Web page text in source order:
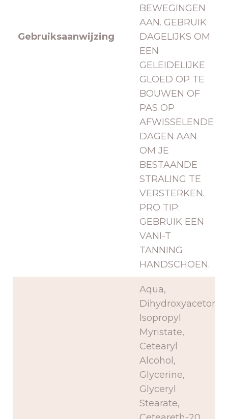
Gebruiksaanwijzing
BEWEGINGEN
AAN. GEBRUIK
DAGELIJKS OM
EEN
GELEIDELIJKE
GLOED OP TE
BOUWEN OF
PAS OP
AFWISSELENDE
DAGEN AAN
OM JE
BESTAANDE
STRALING TE
VERSTERKEN.
PRO TIP:
GEBRUIK EEN
VANI-T
TANNING
HANDSCHOEN.
Aqua,
Dihydroxyaceton,
Isopropyl
Myristate,
Cetearyl
Alcohol,
Glycerine,
Glyceryl
Stearate,